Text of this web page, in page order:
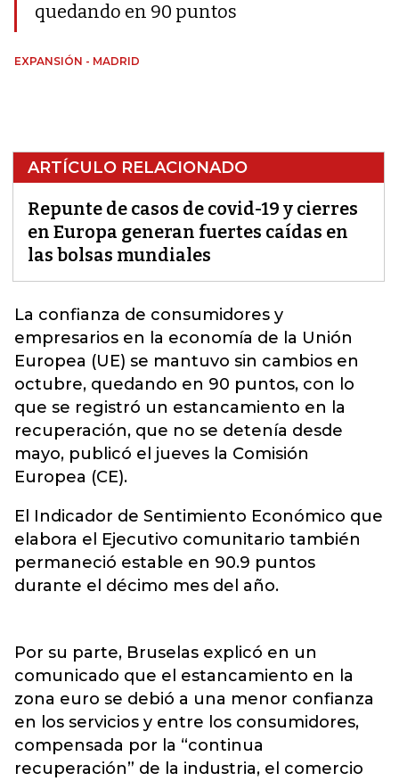
quedando en 90 puntos
EXPANSIÓN - MADRID
ARTÍCULO RELACIONADO
Repunte de casos de covid-19 y cierres
en Europa generan fuertes caídas en
las bolsas mundiales
La confianza de consumidores y
empresarios en la economía de la Unión
Europea (UE) se mantuvo sin cambios en
octubre, quedando en 90 puntos, con lo
que se registró un estancamiento en la
recuperación, que no se detenía desde
mayo, publicó el jueves la Comisión
Europea (CE).
El Indicador de Sentimiento Económico que
elabora el Ejecutivo comunitario también
permaneció estable en 90.9 puntos
durante el décimo mes del año.
Por su parte, Bruselas explicó en un
comunicado que el estancamiento en la
zona euro se debió a una menor confianza
en los servicios y entre los consumidores,
compensada por la “continua
recuperación” de la industria, el comercio